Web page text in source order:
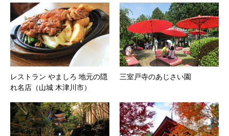
レストラン やましろ 地元の隠
れ名店（山城 木津川市）
三室戸寺のあじさい園